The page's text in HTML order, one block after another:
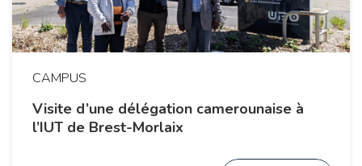
CAMPUS
Visite d’une délégation camerounaise à
l’IUT de Brest-Morlaix